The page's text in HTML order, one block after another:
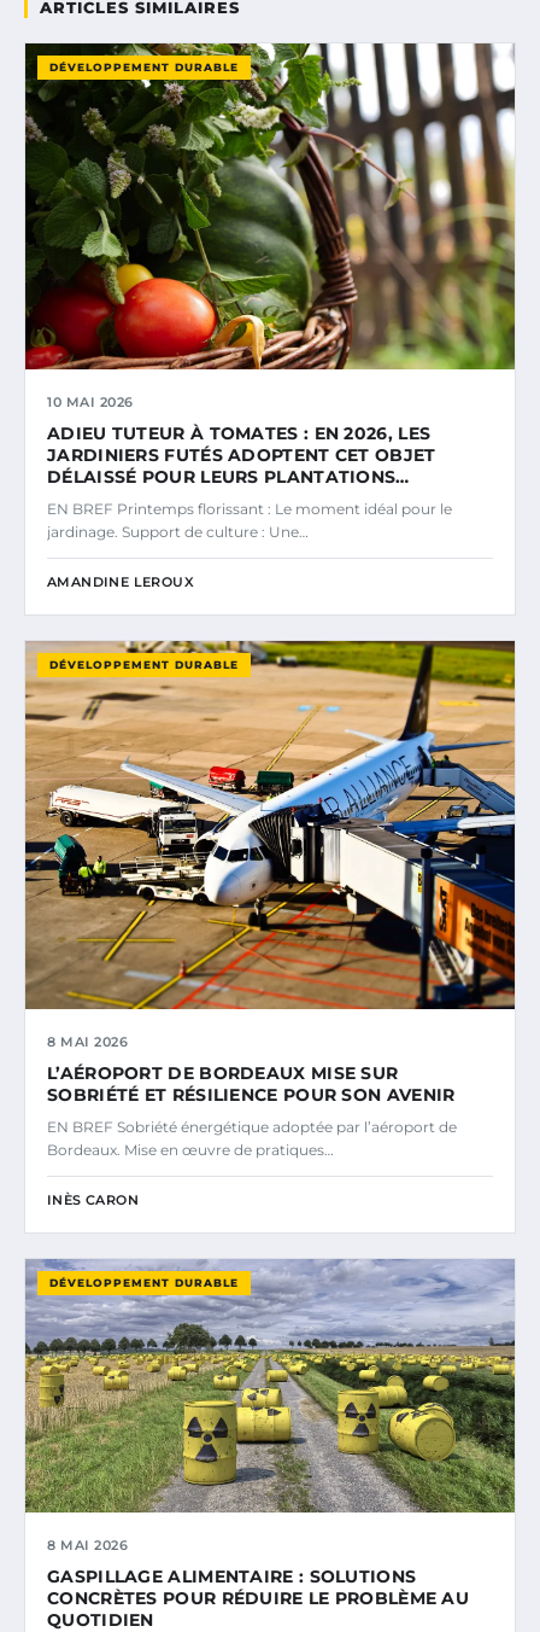
ARTICLES SIMILAIRES
DÉVELOPPEMENT DURABLE
10 MAI 2026
ADIEU TUTEUR À TOMATES : EN 2026, LES
JARDINIERS FUTÉS ADOPTENT CET OBJET
DÉLAISSÉ POUR LEURS PLANTATIONS…
EN BREF Printemps florissant : Le moment idéal pour le
jardinage. Support de culture : Une…
AMANDINE LEROUX
DÉVELOPPEMENT DURABLE
8 MAI 2026
L’AÉROPORT DE BORDEAUX MISE SUR
SOBRIÉTÉ ET RÉSILIENCE POUR SON AVENIR
EN BREF Sobriété énergétique adoptée par l’aéroport de
Bordeaux. Mise en œuvre de pratiques…
INÈS CARON
DÉVELOPPEMENT DURABLE
8 MAI 2026
GASPILLAGE ALIMENTAIRE : SOLUTIONS
CONCRÈTES POUR RÉDUIRE LE PROBLÈME AU
QUOTIDIEN